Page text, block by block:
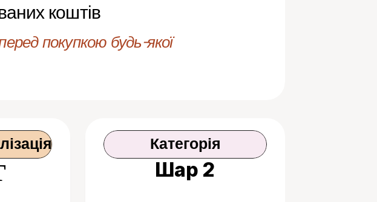
коштів
покупкою будь-якої
Категорія
Шар 2